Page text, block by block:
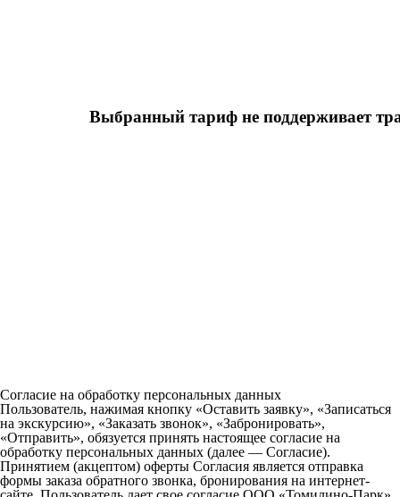
Согласие на обработку персональных данных
Пользователь, нажимая кнопку «Оставить заявку», «Записаться
на экскурсию», «Заказать звонок», «Забронировать»,
«Отправить», обязуется принять настоящее согласие на
обработку персональных данных (далее — Согласие).
Принятием (акцептом) оферты Согласия является отправка
формы заказа обратного звонка, бронирования на интернет-